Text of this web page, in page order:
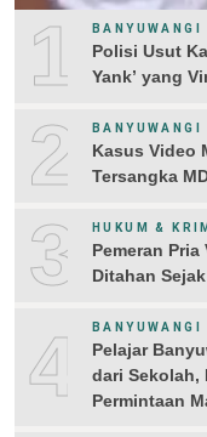
1 BANYUWANGI
Polisi Usut
Yank’ yang
2 BANYUWANGI
Kasus Video
Tersangka
3 HUKUM &
Pemeran
Ditahan
4 BANYUWANGI
Pelajar
dari Sekolah,
Permintaan